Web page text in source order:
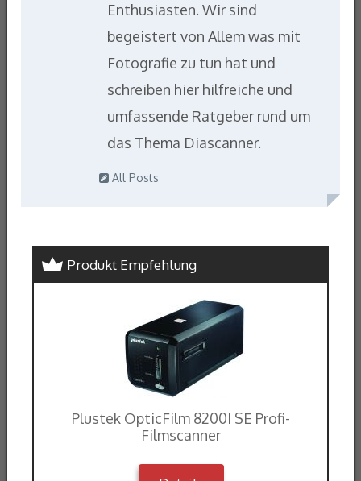
Enthusiasten. Wir sind
begeistert von Allem was mit
Fotografie zu tun hat und
schreiben hier hilfreiche und
umfassende Ratgeber rund um
das Thema Diascanner.
All Posts
Produkt Empfehlung
Plustek OpticFilm 8200I SE Profi-
Filmscanner